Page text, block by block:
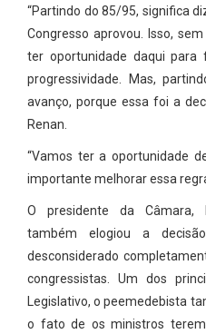
“Partindo do 85/95, significa
Congresso aprovou. Isso,
ter oportunidade daqui
progressividade. Mas,
avanço, porque essa foi a
Renan.
“Vamos ter a oportunidade
importante melhorar essa
O presidente da Câmara,
também elogiou a
desconsiderado
congressistas. Um dos
Legislativo, o peemedebista
o fato de os ministros